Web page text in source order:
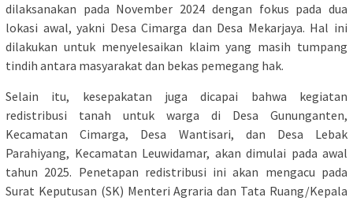
dilaksanakan pada November 2024 dengan fokus pada dua
lokasi awal, yakni Desa Cimarga dan Desa Mekarjaya. Hal ini
dilakukan untuk menyelesaikan klaim yang masih tumpang
tindih antara masyarakat dan bekas pemegang hak.
Selain itu, kesepakatan juga dicapai bahwa kegiatan
redistribusi tanah untuk warga di Desa Gununganten,
Kecamatan Cimarga, Desa Wantisari, dan Desa Lebak
Parahiyang, Kecamatan Leuwidamar, akan dimulai pada awal
tahun 2025. Penetapan redistribusi ini akan mengacu pada
Surat Keputusan (SK) Menteri Agraria dan Tata Ruang/Kepala